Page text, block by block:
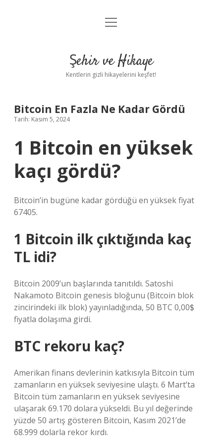
Anasayfa
Yasal Uyarı
menüyü
Şehir ve Hikaye
Kentlerin gizli hikayelerini keşfet!
Bitcoin En Fazla Ne Kadar Gördü
Tarih: Kasım 5, 2024
1 Bitcoin en yüksek
kaçı gördü?
Bitcoin’in bugüne kadar gördüğü en yüksek fiyat
67405.
1 Bitcoin ilk çıktığında kaç
TL idi?
Bitcoin 2009’un başlarında tanıtıldı. Satoshi
Nakamoto Bitcoin genesis bloğunu (Bitcoin blok
zincirindeki ilk blok) yayınladığında, 50 BTC 0,00$
fiyatla dolaşıma girdi.
BTC rekoru kaç?
Amerikan finans devlerinin katkısıyla Bitcoin tüm
zamanların en yüksek seviyesine ulaştı. 6 Mart’ta
Bitcoin tüm zamanların en yüksek seviyesine
ulaşarak 69.170 dolara yükseldi. Bu yıl değerinde
yüzde 50 artış gösteren Bitcoin, Kasım 2021’de
68.999 dolarla rekor kırdı.